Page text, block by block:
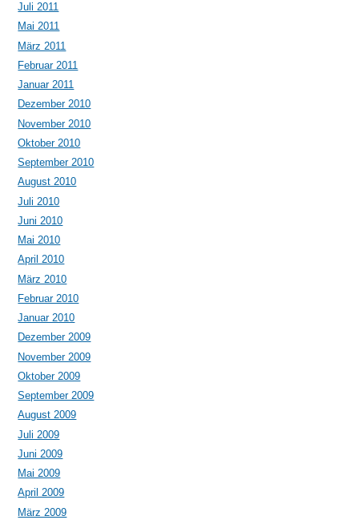
Juli 2011
Mai 2011
März 2011
Februar 2011
Januar 2011
Dezember 2010
November 2010
Oktober 2010
September 2010
August 2010
Juli 2010
Juni 2010
Mai 2010
April 2010
März 2010
Februar 2010
Januar 2010
Dezember 2009
November 2009
Oktober 2009
September 2009
August 2009
Juli 2009
Juni 2009
Mai 2009
April 2009
März 2009